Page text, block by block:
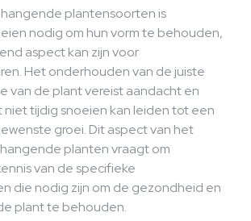
plantensoorten is
nodig om hun vorm te behouden,
aspect kan zijn voor
Het onderhouden van de juiste
van de plant vereist aandacht en
niet tijdig snoeien kan leiden tot een
groei. Dit aspect van het
planten vraagt om
van de specifieke
die nodig zijn om de gezondheid en
plant te behouden.